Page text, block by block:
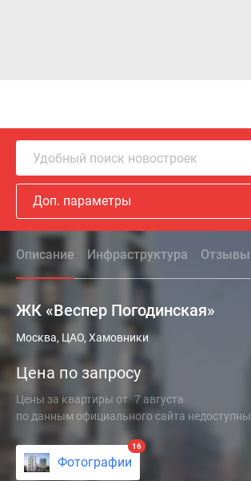
Удобный поиск новостроек
Доп. параметры
Описание Инфраструктура Отзывы
ЖК «Веспер Погодинская»
Премиальный
жилой
комплекс
«Веспер
Погодинская»
будет
построен
компанией
Москва, ЦАО, Хамовники
Цена по запросу
Цены за квартиры от 7 августа
по данным официального сайта недоступны
Фотографии
16